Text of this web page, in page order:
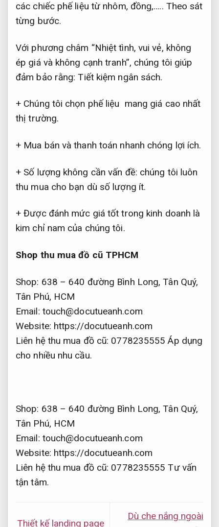
các chiếc phế liệu từ nhôm, đồng,….. Theo sát
từng bước.
Với phương châm “Nhiệt tình, vui vẻ, không
ép giá và không cạnh tranh”, chúng tôi giúp
đảm bảo rằng:Tiết kiệm ngân sách.
+ Chúng tôi chọn phế liệu mang giá cao nhất
thị trường.
+ Mua bán và thanh toán nhanh chóng lợi ích.
+ Số lượng không cần vấn đề: chúng tôi luôn
thu mua cho bạn dù số lượng ít.
+ Được đánh mức giá tốt trong kinh doanh là
kim chỉ nam của chúng tôi.
Shop thu mua đồ cũ TPHCM
Shop: 638 – 640 đường Bình Long, Tân Quý,
Tân Phú, HCM
Email: touch@docutueanh.com
Website: https://docutueanh.com
Liên hệ thu mua đồ cũ: 0778235555Áp dụng
cho nhiều nhu cầu.
Shop: 638 – 640 đường Bình Long, Tân Quý,
Tân Phú, HCM
Email: touch@docutueanh.com
Website: https://docutueanh.com
Liên hệ thu mua đồ cũ: 0778235555Tư vấn
tận tâm.
Thiết kế landing page
Dù che nắng ngoài